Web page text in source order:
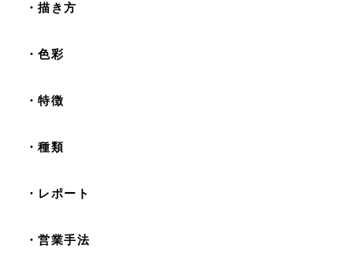
・描き方
・色彩
・特徴
・種類
・レポート
・営業手法